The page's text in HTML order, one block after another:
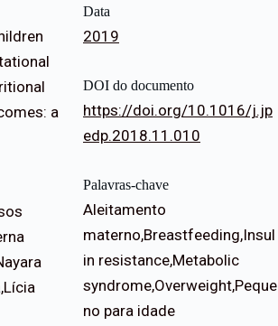
a
Data
2019
DOI do documento
https://doi.org/10.1016/j.jp
edp.2018.11.010
Palavras-chave
Aleitamento
materno,Breastfeeding,Insul
in resistance,Metabolic
syndrome,Overweight,Peque
no para idade